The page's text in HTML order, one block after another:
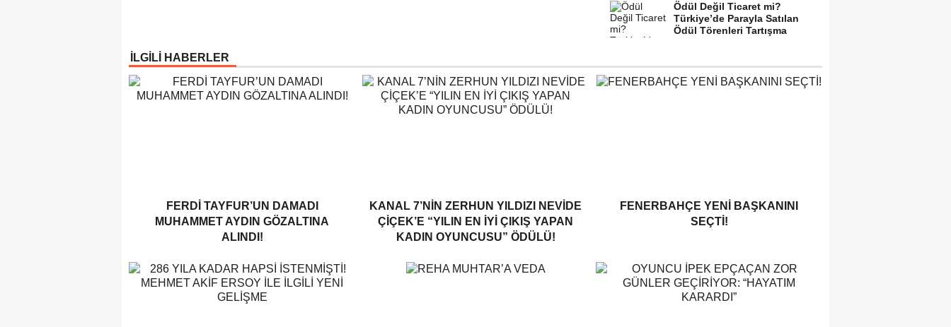
Ödül Değil Ticaret mi?
Türkiye’de Parayla Satılan
Ödül Törenleri Tartışma
İLGİLİ HABERLER
FERDI TAYFUR’UN DAMADI
MUHAMMET AYDIN GÖZALTINA
ALINDI!
KANAL 7’NİN ZERHUN YILDIZI NEVİDE
ÇİÇEK’E “YILIN EN İYİ ÇIKIŞ YAPAN
KADIN OYUNCUSU” ÖDÜLÜ!
FENERBAHÇE YENI BAŞKANINI
SEÇTI!